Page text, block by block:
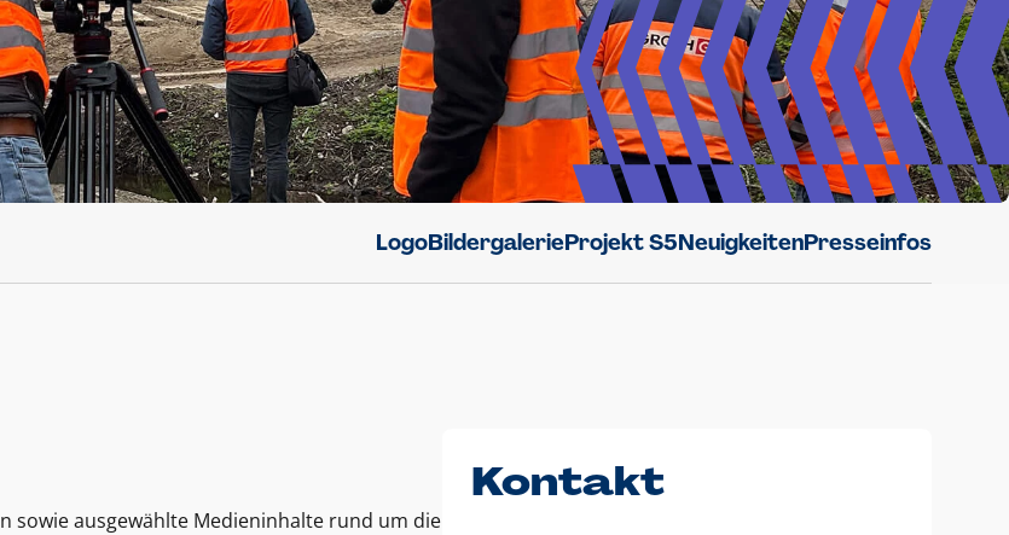
LogoBildergalerieProjekt S5NeuigkeitenPresseinfos
sowie ausgewählte Medieninhalte rund um die
Kontakt